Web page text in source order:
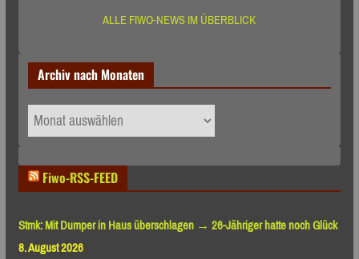
ALLE FIWO-NEWS IM ÜBERBLICK
Archiv nach Monaten
Archiv
nach
Fiwo-RSS-FEED
Stmk: Mit Dumper in Haus überschlagen → 26-Jähriger hatte noch Glück
8. August 2026